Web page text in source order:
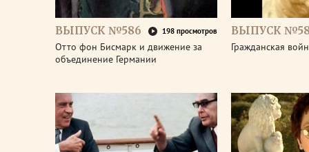
ВЫПУСК №586 198 просмотров
Отто фон Бисмарк и движение за
объединение Германии
ВЫПУСК
Гражданская